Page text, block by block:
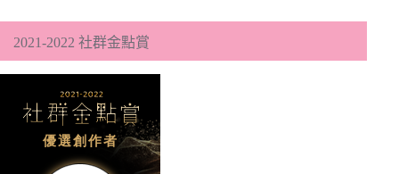
2021-2022 社群金點賞